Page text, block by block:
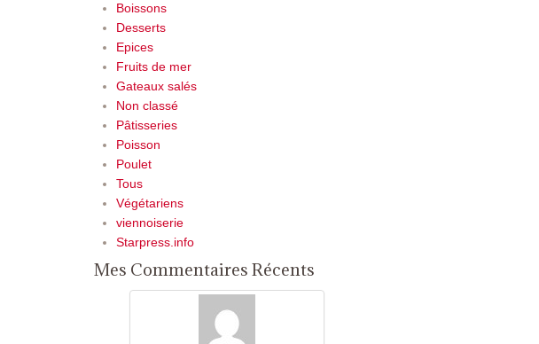
Boissons
Desserts
Epices
Fruits de mer
Gateaux salés
Non classé
Pâtisseries
Poisson
Poulet
Tous
Végétariens
viennoiserie
Starpress.info
Mes Commentaires Récents